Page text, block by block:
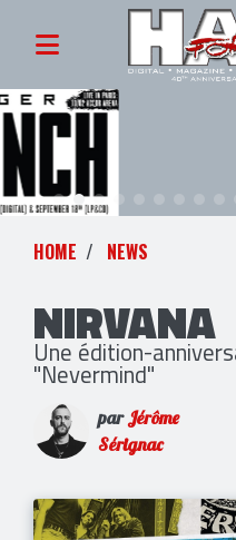
HOME NEWS
NIRVANA
Une édition-
"Nevermind"
parJérôme
Sérignac